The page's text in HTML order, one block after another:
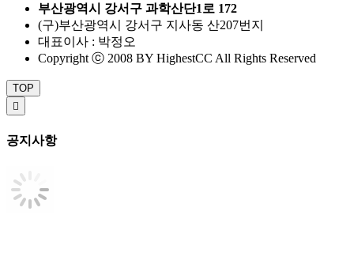
부산광역시 강서구 과학산단1로 172
(구)부산광역시 강서구 지사동 산207번지
대표이사 : 박정오
Copyright ⓒ 2008 BY HighestCC All Rights Reserved
TOP

공지사항